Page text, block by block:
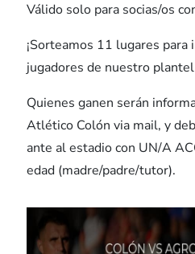
Válido solo para socias/os
¡Sorteamos 11 lugares para
jugadores de nuestro
Quienes ganen serán
Atlético Colón via mail, y
ante al estadio con UN/A
edad (madre/padre/tutor).